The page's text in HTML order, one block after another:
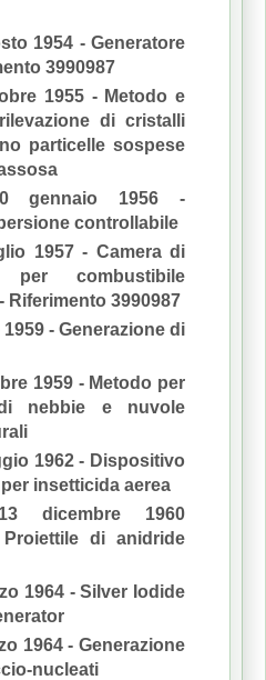
1954 - Generatore
3990987
1955 - Metodo e
di cristalli
particelle sospese
1956 -
controllabile
1957 - Camera di
per combustibile
Riferimento 3990987
1959 - Generazione di
1959 - Metodo per
nebbie e nuvole
1962 - Dispositivo
insetticida aerea
1960
di anidride
1964 - Silver Iodide
1964 - Generazione
nucleati